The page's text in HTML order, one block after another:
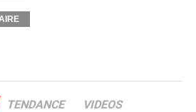
TENDANCE VIDEOS